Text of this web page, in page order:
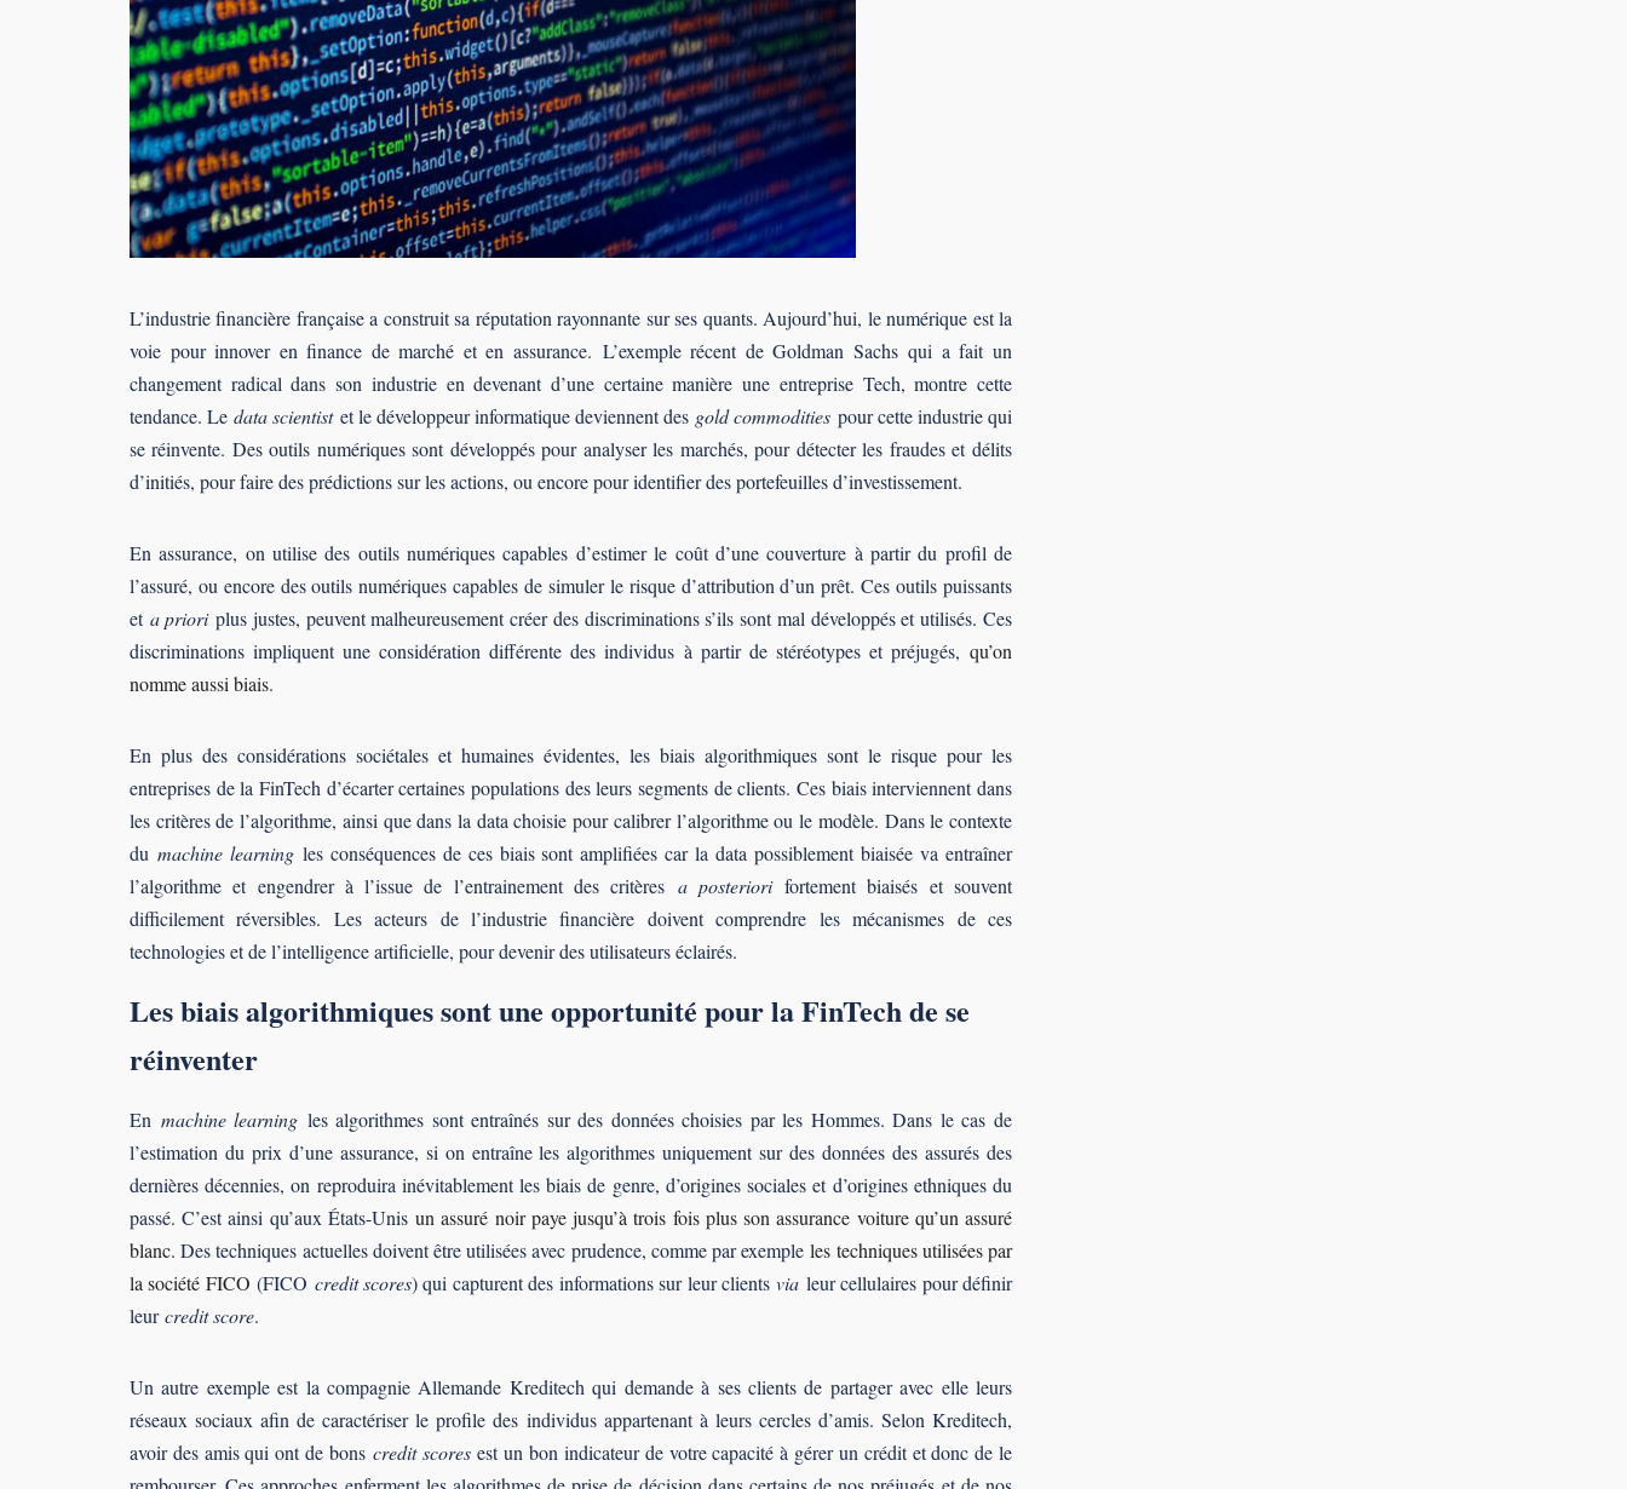
L’industrie financière française a construit sa réputation rayonnante sur ses quants. Aujourd’hui, le numérique est la
voie pour innover en finance de marché et en assurance. L’exemple récent de Goldman Sachs qui a fait un
changement radical dans son industrie en devenant d’une certaine manière une entreprise Tech, montre cette
tendance. Ledata scientistet le développeur informatique deviennent des gold commodities pour cette industrie qui
se réinvente. Des outils numériques sont développés pour analyser les marchés, pour détecter les fraudes et délits
d’initiés, pour faire des prédictions sur les actions, ou encore pour identifier des portefeuilles d’investissement.
En assurance, on utilise des outils numériques capables d’estimer le coût d’une couverture à partir du profil de
l’assuré, ou encore des outils numériques capables de simuler le risque d’attribution d’un prêt. Ces outils puissants
et a prioriplus justes, peuvent malheureusement créer des discriminations s’ils sont mal développés et utilisés. Ces
discriminations impliquent une considération différente des individus à partir de stéréotypes et préjugés, qu’on
nomme aussi biais.
En plus des considérations sociétales et humaines évidentes, les biais algorithmiques sont le risque pour les
entreprises de la FinTech d’écarter certaines populations des leurs segments de clients. Ces biais interviennent dans
les critères de l’algorithme, ainsi que dans la data choisie pour calibrer l’algorithme ou le modèle. Dans le contexte
du machine learningles conséquences de ces biais sont amplifiées car la data possiblement biaisée va entraîner
l’algorithme et engendrer à l’issue de l’entrainement des critères a posteriorifortement biaisés et souvent
difficilement réversibles. Les acteurs de l’industrie financière doivent comprendre les mécanismes de ces
technologies et de l’intelligence artificielle, pour devenir des utilisateurs éclairés.
Les biais algorithmiques sont une opportunité pour la FinTech de se
réinventer
En machine learning les algorithmes sont entraînés sur des données choisies par les Hommes. Dans le cas de
l’estimation du prix d’une assurance, si on entraîne les algorithmes uniquement sur des données des assurés des
dernières décennies, on reproduira inévitablement les biais de genre, d’origines sociales et d’origines ethniques du
passé. C’est ainsi qu’aux États-Unisun assuré noir paye jusqu’à trois fois plus son assurance voiture qu’un assuré
blanc. Des techniques actuelles doivent être utilisées avec prudence, comme par exempleles techniques utilisées par
la société FICO (FICO credit scores) qui capturent des informations sur leur clientsvia leur cellulaires pour définir
leurcredit score.
Un autre exemple est la compagnie Allemande Kreditech qui demande à ses clients de partager avec elle leurs
réseaux sociaux afin de caractériser le profile des individus appartenant à leurs cercles d’amis. Selon Kreditech,
avoir des amis qui ont de bons credit scoresest un bon indicateur de votre capacité à gérer un crédit et donc de le